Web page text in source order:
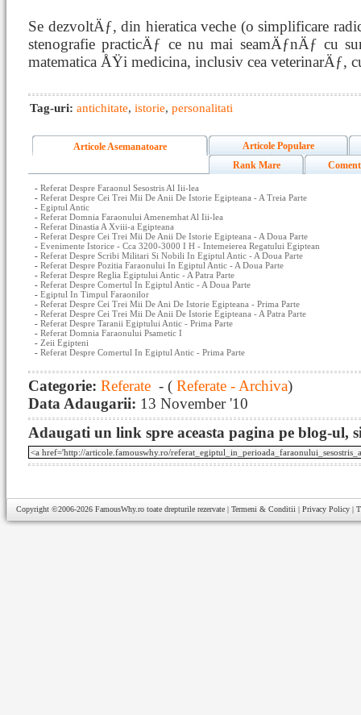
Se dezvoltÄƒ, din hieratica veche (o simplificare
stenografie practicÄƒ ce nu mai seamÄƒnÄƒ cu
matematica ÅŸi medicina, inclusiv cea veterinarÄƒ,
Tag-uri: antichitate, istorie, personalitati
Articole Asemanatoare
Articole Populare
Rank Mare
- Referat Despre Faraonul Sesostris Al Iii-lea
- Referat Despre Cei Trei Mii De Anii De Istorie Egipteana - A Treia Parte
- Egiptul Antic
- Referat Domnia Faraonului Amenemhat Al Iii-lea
- Referat Dinastia A Xviii-a Egipteana
- Referat Despre Cei Trei Mii De Anii De Istorie Egipteana - A Doua Parte
- Evenimente Istorice - Cca 3200-3000 I H - Intemeierea Regatului Egiptean
- Referat Despre Scribi Militari Si Nobili In Egiptul Antic - A Doua Parte
- Referat Despre Pozitia Faraonului In Egiptul Antic - A Doua Parte
- Referat Despre Reglia Egiptului Antic - A Patra Parte
- Referat Despre Comertul In Egiptul Antic - A Doua Parte
- Egiptul In Timpul Faraonilor
- Referat Despre Cei Trei Mii De Ani De Istorie Egipteana - Prima Parte
- Referat Despre Cei Trei Mii De Anii De Istorie Egipteana - A Patra Parte
- Referat Despre Taranii Egiptului Antic - Prima Parte
- Referat Domnia Faraonului Psametic I
- Zeii Egipteni
- Referat Despre Comertul In Egiptul Antic - Prima Parte
Categorie: Referate - ( Referate - Archiva)
Data Adaugarii: 13 November '10
Adaugati un link spre aceasta pagina pe blog-ul,
Copyright ©2006-2026 FamousWhy.ro toate drepturile rezervate | Termeni & Conditii | Privacy Policy |